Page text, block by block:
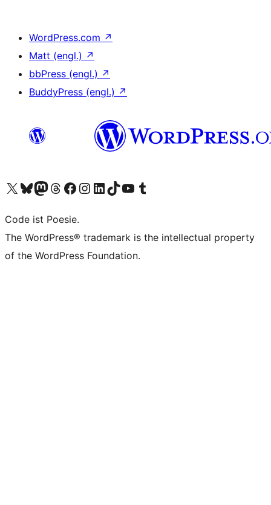
WordPress.com ↗
Matt (engl.) ↗
bbPress (engl.) ↗
BuddyPress (engl.) ↗
Das X-Konto (früher Twitter) von WordPress.org besuchen
Das Bluesky-Konto von WordPress.org besuchen
Das Mastodon-Konto von WordPress.org besuchen
Das Threads-Konto von WordPress.org besuchen
Die Facebook-Seite von WordPress.org besuchen
Das Instagram-Konto von WordPress.org besuchen
Das LinkedIn-Konto von WordPress.org besuchen
Das TikTok-Konto von WordPress.org besuchen
Den YouTube-Kanal von WordPress.org besuchen
Das Tumblr-Konto von WordPress.org besuchen
Code ist Poesie.
The WordPress® trademark is the intellectual property
of the WordPress Foundation.